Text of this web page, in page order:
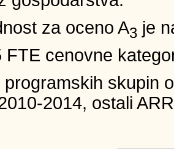
za oceno A3 je
cenovne
skupin
2014, ostali